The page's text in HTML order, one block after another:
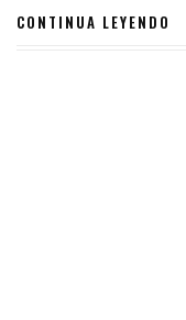
CONTINUA LEYENDO